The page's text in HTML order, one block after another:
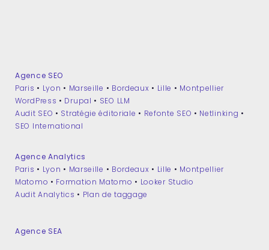
Agence SEO
Paris • Lyon • Marseille • Bordeaux • Lille • Montpellier
WordPress • Drupal • SEO LLM
Audit SEO • Stratégie éditoriale • Refonte SEO • Netlinking •
SEO International
Agence Analytics
Paris • Lyon • Marseille • Bordeaux • Lille • Montpellier
Matomo • Formation Matomo • Looker Studio
Audit Analytics • Plan de taggage
Agence SEA